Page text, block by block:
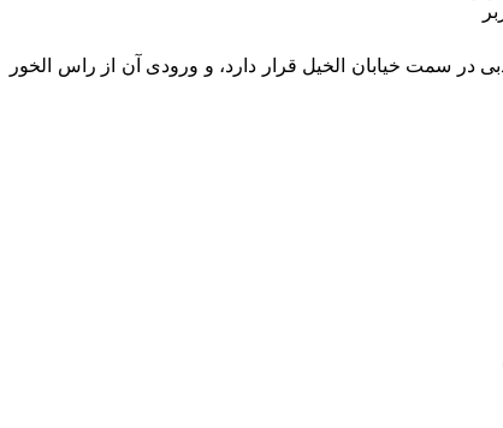
سمت خیابان الخیل قرار دارد، و ورودی آن از راس الخور